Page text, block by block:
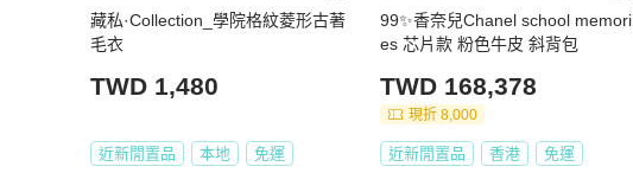
藏私·Collection_學院格紋菱形古著
毛衣
TWD 1,480
近新閒置品 本地 免運
99✨香奈兒Chanel school memori
es 芯片款 粉色牛皮 斜背包
TWD 168,378
現折 8,000
近新閒置品 香港 免運